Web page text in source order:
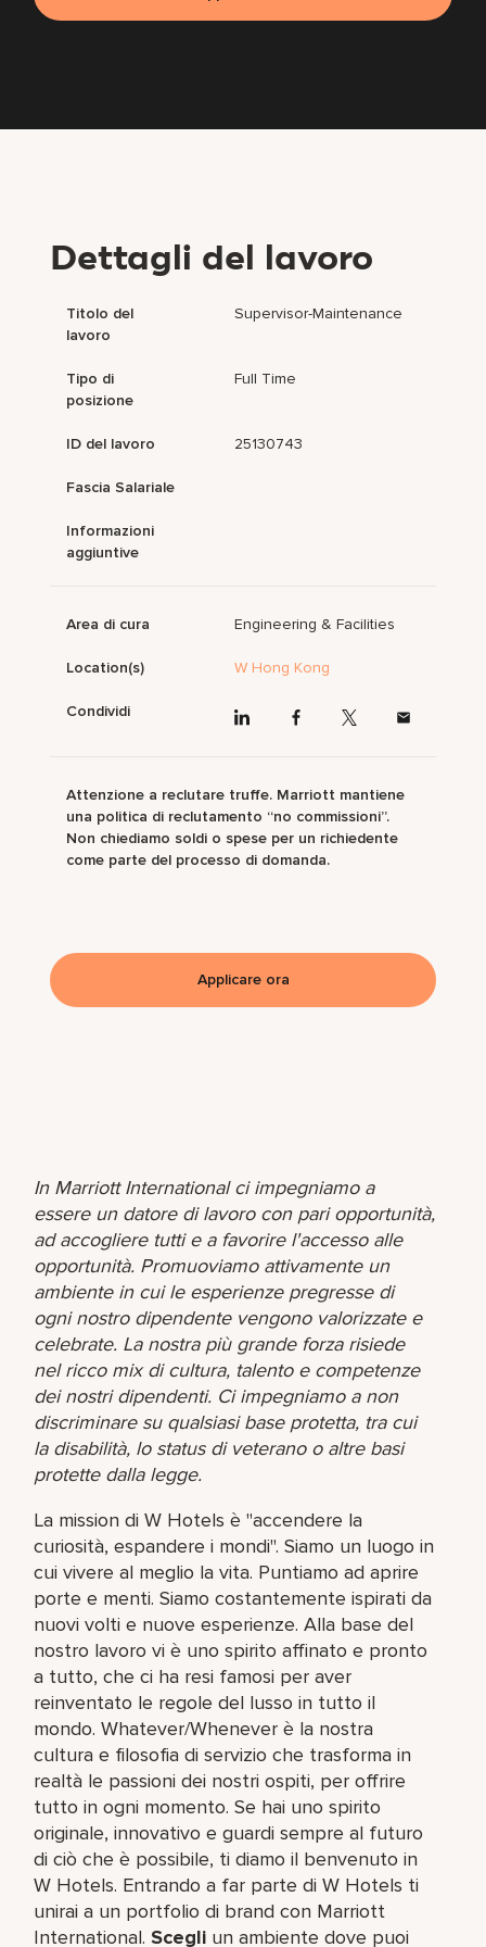
In Marriott International ci impegniamo a
essere un datore di lavoro con pari opportunità,
ad accogliere tutti e a favorire l'accesso alle
opportunità. Promuoviamo attivamente un
ambiente in cui le esperienze pregresse di
ogni nostro dipendente vengono valorizzate e
celebrate. La nostra più grande forza risiede
nel ricco mix di cultura, talento e competenze
dei nostri dipendenti. Ci impegniamo a non
discriminare su qualsiasi base protetta, tra cui
la disabilità, lo status di veterano o altre basi
protette dalla legge.
La mission di W Hotels è "accendere la
curiosità, espandere i mondi". Siamo un luogo in
cui vivere al meglio la vita. Puntiamo ad aprire
porte e menti. Siamo costantemente ispirati da
nuovi volti e nuove esperienze. Alla base del
nostro lavoro vi è uno spirito affinato e pronto
a tutto, che ci ha resi famosi per aver
reinventato le regole del lusso in tutto il
mondo. Whatever/Whenever è la nostra
cultura e filosofia di servizio che trasforma in
realtà le passioni dei nostri ospiti, per offrire
tutto in ogni momento. Se hai uno spirito
originale, innovativo e guardi sempre al futuro
di ciò che è possibile, ti diamo il benvenuto in
W Hotels. Entrando a far parte di W Hotels ti
unirai a un portfolio di brand con Marriott
International.Scegli un ambiente dove puoi
Dettagli del lavoro
Titolo del
lavoro
Supervisor-Maintenance
Tipo di
posizione
Full Time
ID del lavoro 25130743
Fascia Salariale
Informazioni
aggiuntive
Area di cura Engineering & Facilities
Location(s) W Hong Kong
Condividi
Attenzione a reclutare truffe. Marriott mantiene
una politica di reclutamento “no commissioni”.
Non chiediamo soldi o spese per un richiedente
come parte del processo di domanda.
Applicare ora